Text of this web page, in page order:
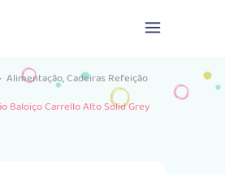
Alimentação,Cadeiras Refeição
Baloiço Carrello Alto Solid Grey